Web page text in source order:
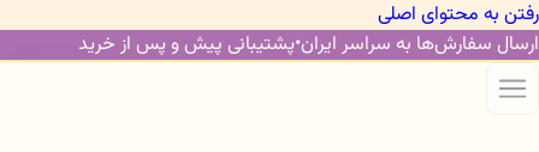
رفتن به محتوای اصلی
ارسال سفارش‌ها به سراسر ایران•پشتیبانی پیش و پس از خرید